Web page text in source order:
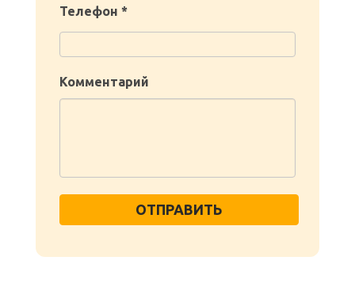
ОТПРАВИТЬ
Телефон *
Комментарий